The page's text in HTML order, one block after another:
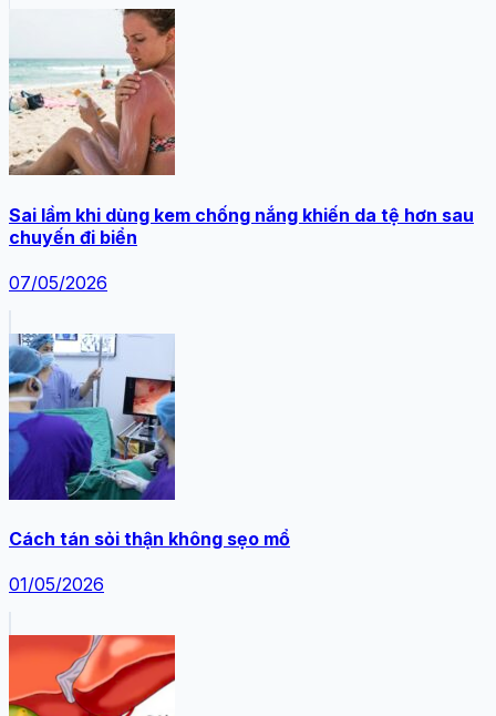
Sai lầm khi dùng kem chống nắng khiến da tệ hơn sau
chuyến đi biển
07/05/2026
Cách tán sỏi thận không sẹo mổ
01/05/2026